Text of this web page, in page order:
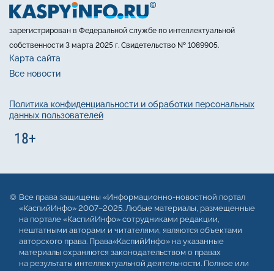
зарегистрирован в Федеральной службе по интеллектуальной
собственности 3 марта 2025 г. Свидетельство № 1089905.
Карта сайта
Все новости
Политика конфиденциальности и обработки персональных
данных пользователей
Все права защищены «Информационно-новостной портал
«КаспийИнфо» 2007–2025. Любые материалы, размещенные
на портале «КаспийИнфо» сотрудниками редакции,
нештатными авторами и читателями, являются объектами
авторского права. Права«КаспийИнфо» на указанные
материалы охраняются законодательством о правах
на результаты интеллектуальной деятельности. Полное или